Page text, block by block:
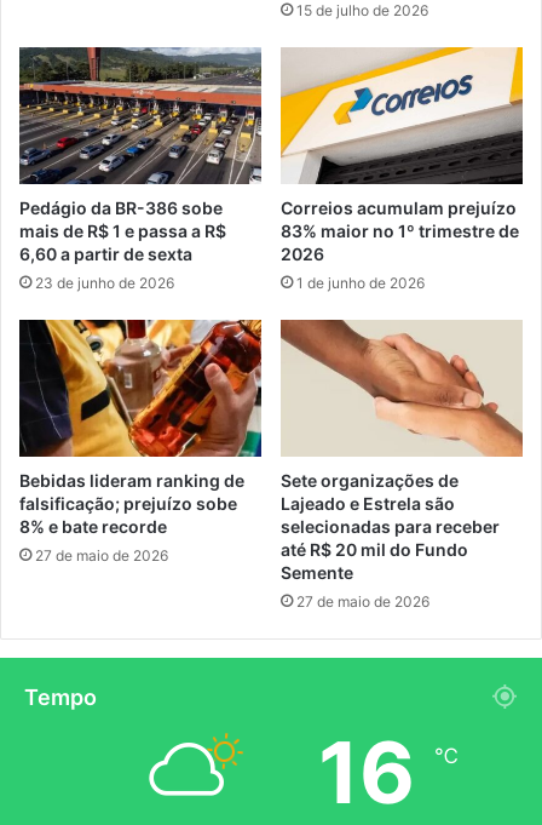
15 de julho de 2026
Pedágio da BR-386 sobe
mais de R$ 1 e passa a R$
6,60 a partir de sexta
23 de junho de 2026
Correios acumulam prejuízo
83% maior no 1º trimestre de
2026
1 de junho de 2026
Bebidas lideram ranking de
falsificação; prejuízo sobe
8% e bate recorde
27 de maio de 2026
Sete organizações de
Lajeado e Estrela são
selecionadas para receber
até R$ 20 mil do Fundo
Semente
27 de maio de 2026
Tempo
16 ℃